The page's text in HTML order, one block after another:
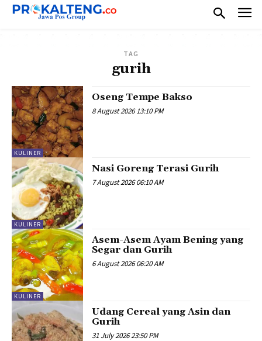
TAG
gurih
KULINER
Oseng Tempe Bakso
8 August 2026 13:10 PM
KULINER
Nasi Goreng Terasi Gurih
7 August 2026 06:10 AM
KULINER
Asem-Asem Ayam Bening yang
Segar dan Gurih
6 August 2026 06:20 AM
Udang Cereal yang Asin dan
Gurih
31 July 2026 23:50 PM